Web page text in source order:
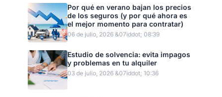
Por qué en verano bajan los precios
de los seguros (y por qué ahora es
el mejor momento para contratar)
06 de julio, 2026 &07iddot; 08:39
Estudio de solvencia: evita impagos
y problemas en tu alquiler
03 de julio, 2026 &07iddot; 10:36